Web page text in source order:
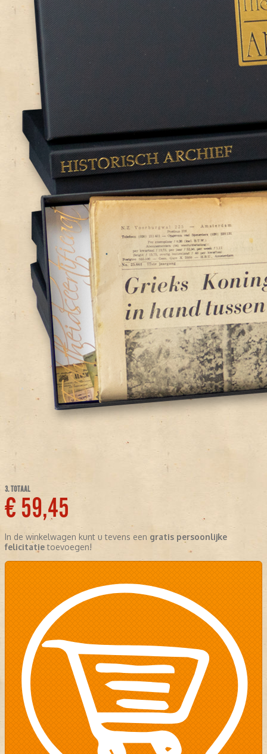
3. TOTAAL
€ 59,45
In de winkelwagen kunt u tevens een gratis persoonlijke
felicitatietoevoegen!